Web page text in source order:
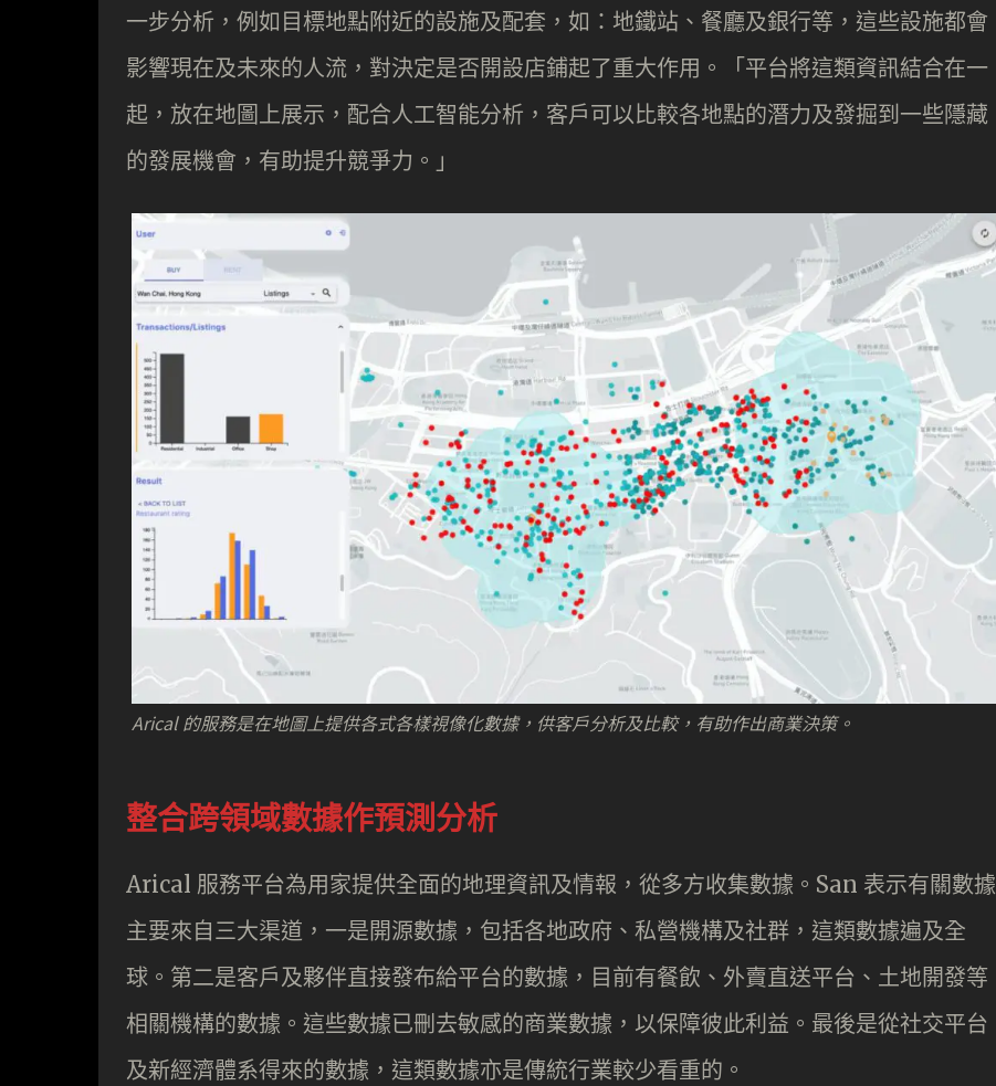
一步分析，例如目標地點附近的設施及配套，如：地鐵站、餐廳及銀行等，這些設施都會
影響現在及未來的人流，對決定是否開設店鋪起了重大作用。「平台將這類資訊結合在一
起，放在地圖上展示，配合人工智能分析，客戶可以比較各地點的潛力及發掘到一些隱藏
的發展機會，有助提升競爭力。」
Arical 的服務是在地圖上提供各式各樣視像化數據，供客戶分析及比較，有助作出商業決策。
整合跨領域數據作預測分析
Arical 服務平台為用家提供全面的地理資訊及情報，從多方收集數據。San 表示有關數據
主要來自三大渠道，一是開源數據，包括各地政府、私營機構及社群，這類數據遍及全
球。第二是客戶及夥伴直接發布給平台的數據，目前有餐飲、外賣直送平台、土地開發等
相關機構的數據。這些數據已刪去敏感的商業數據，以保障彼此利益。最後是從社交平台
及新經濟體系得來的數據，這類數據亦是傳統行業較少看重的。